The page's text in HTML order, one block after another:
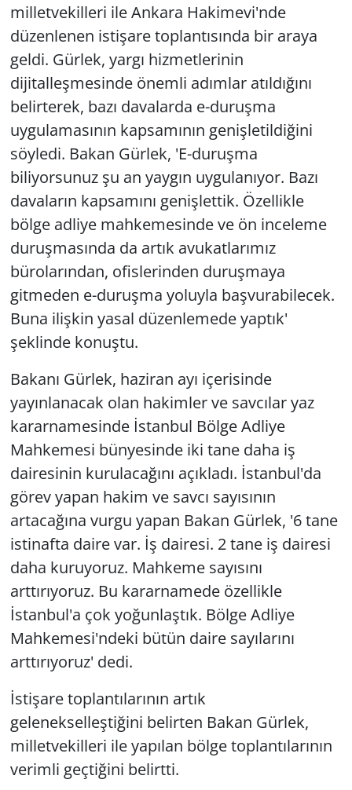
milletvekilleri ile Ankara Hakimevi'nde
düzenlenen istişare toplantısında bir araya
geldi. Gürlek, yargı hizmetlerinin
dijitalleşmesinde önemli adımlar atıldığını
belirterek, bazı davalarda e-duruşma
uygulamasının kapsamının genişletildiğini
söyledi. Bakan Gürlek, 'E-duruşma
biliyorsunuz şu an yaygın uygulanıyor. Bazı
davaların kapsamını genişlettik. Özellikle
bölge adliye mahkemesinde ve ön inceleme
duruşmasında da artık avukatlarımız
bürolarından, ofislerinden duruşmaya
gitmeden e-duruşma yoluyla başvurabilecek.
Buna ilişkin yasal düzenlemede yaptık'
şeklinde konuştu.
Bakanı Gürlek, haziran ayı içerisinde
yayınlanacak olan hakimler ve savcılar yaz
kararnamesinde İstanbul Bölge Adliye
Mahkemesi bünyesinde iki tane daha iş
dairesinin kurulacağını açıkladı. İstanbul'da
görev yapan hakim ve savcı sayısının
artacağına vurgu yapan Bakan Gürlek, '6 tane
istinafta daire var. İş dairesi. 2 tane iş dairesi
daha kuruyoruz. Mahkeme sayısını
arttırıyoruz. Bu kararnamede özellikle
İstanbul'a çok yoğunlaştık. Bölge Adliye
Mahkemesi'ndeki bütün daire sayılarını
arttırıyoruz' dedi.
İstişare toplantılarının artık
gelenekselleştiğini belirten Bakan Gürlek,
milletvekilleri ile yapılan bölge toplantılarının
verimli geçtiğini belirtti.